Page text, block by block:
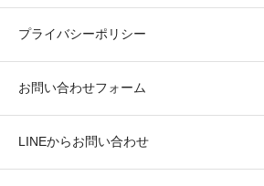
プライバシーポリシー
お問い合わせフォーム
LINEからお問い合わせ